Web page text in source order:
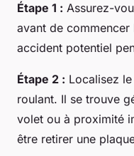
Étape 1 : Assurez-
avant de
accident potentiel
Étape 2 : Localisez le
roulant. Il se trouve
volet ou à proximité
être retirer une